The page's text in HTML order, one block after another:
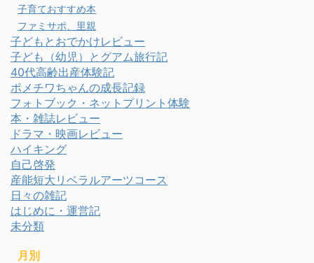
子育ておすすめ本
ファミサポ、里親
子どもとおでかけレビュー
子ども（幼児）とグアム旅行記
40代高齢出産体験記
ポメチワちゃんの成長記録
フォトブック・ネットプリント体験
本・雑誌レビュー
ドラマ・映画レビュー
ハイキング
自己啓発
産能短大リベラルアーツコース
日々の雑記
はじめに・運営記
未分類
月別